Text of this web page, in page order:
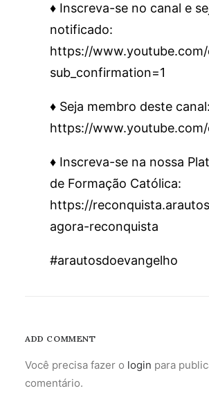
♦️ Inscreva-se no canal e
notificado:
https://
sub_confirmation=1
♦️ Seja membro deste canal:
https://
♦️ Inscreva-se na nossa
de Formação Católica:
https://
agora-reconquista
#arautosdoevangelho
ADD COMMENT
Você precisa fazer o login para
comentário.